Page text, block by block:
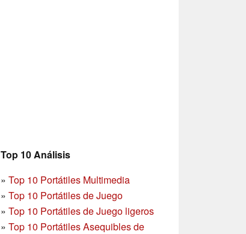
Top 10 Análisis
» Top 10 Portátiles Multimedia
» Top 10 Portátiles de Juego
» Top 10 Portátiles de Juego ligeros
» Top 10 Portátiles Asequibles de